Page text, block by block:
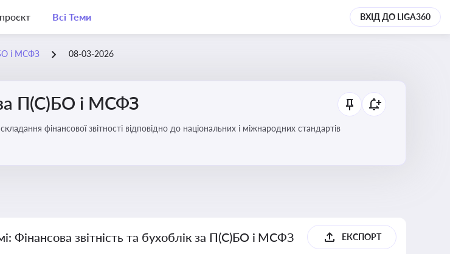
Всі Теми ВХІД ДО LIGA360
і МСФЗ 08-03-2026
за П(С)БО і МСФЗ
фінансової звітності відповідно до національних і міжнародних стандартів
Фінансова звітність та бухоблік за П(С)БО і МСФЗ ЕКСПОРТ